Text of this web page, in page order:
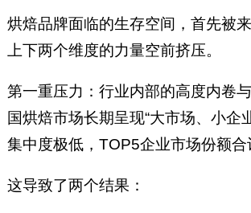
烘焙品牌面临的生存空间，首先被来
上下两个维度的力量空前挤压。
第一重压力：行业内部的高度内卷
国烘焙市场长期呈现“大市场、小企
集中度极低，TOP5企业市场份额合
这导致了两个结果：